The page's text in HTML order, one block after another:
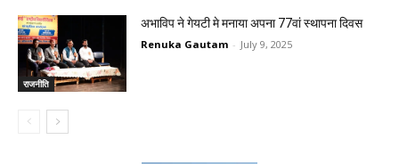
राजनीति
अभाविप ने गेयटी मे मनाया अपना 77वां स्थापना दिवस
Renuka Gautam - July 9, 2025